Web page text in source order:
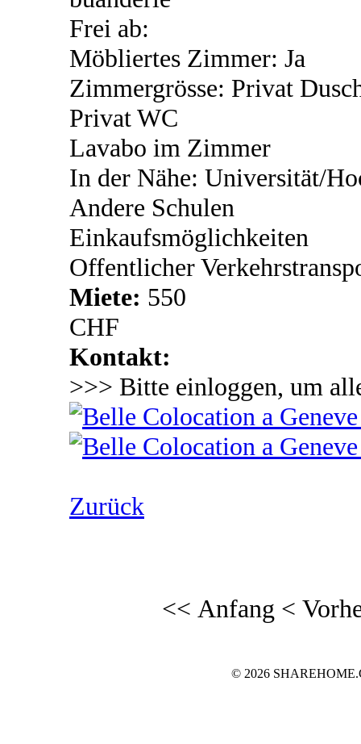
Frei ab:
Möbliertes Zimmer: Ja
Zimmergrösse: Privat
Privat WC
Lavabo im Zimmer
In der Nähe: Universität/
Andere Schulen
Einkaufsmöglichkeiten
Offentlicher
Miete: 550
CHF
Kontakt:
>>> Bitte einloggen, um
Zurück
<< Anfang <
© 2026